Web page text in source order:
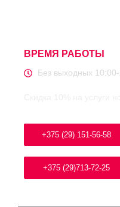
ВРЕМЯ РАБОТЫ
Без выходных
+375 (29) 151-56-58
+375 (29)713-72-25